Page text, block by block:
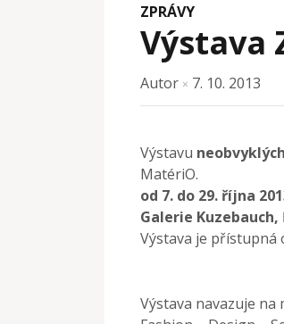
ZPRÁVY
Výstava
Autor × 7. 10. 2013
Výstavu
MatériO.
od 7. do 29. října
Galerie Kuzebauch,
Výstava je přístupná
Výstava navazuje